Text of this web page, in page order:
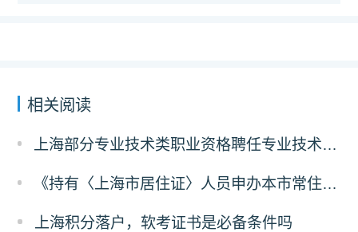
相关阅读
上海部分专业技术类职业资格聘任专业技术职务的操作办法
《持有〈上海市居住证〉人员申办本市常住户口办法》解读
上海积分落户，软考证书是必备条件吗